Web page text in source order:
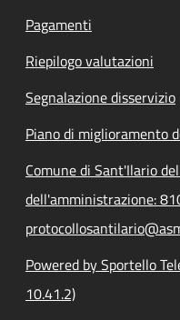
Pagamenti
Riepilogo valutazioni
Segnalazione disservizio
Piano di miglioramento
Comune di Sant'Ilario
dell'amministrazione:
Powered by Sportello
10.41.2)